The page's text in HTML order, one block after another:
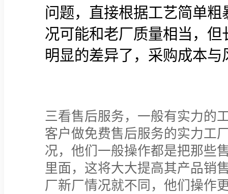
问题，直接根据工艺简单
况可能和老厂质量相当，
明显的差异了，采购成本与
三看售后服务，一般有实力的
客户做免费售后服务的实力工
况，他们一般操作都是把那些
里面，这将大大提高其产品销
厂新厂情况就不同，他们操作